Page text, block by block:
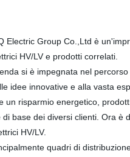
Electric Group Co.,Ltd è
HV/LV e prodotti correlati.
si è impegnata nel
idee innovative e alla vasta
un risparmio energetico,
base dei diversi clienti. Ora
HV/LV.
quadri di